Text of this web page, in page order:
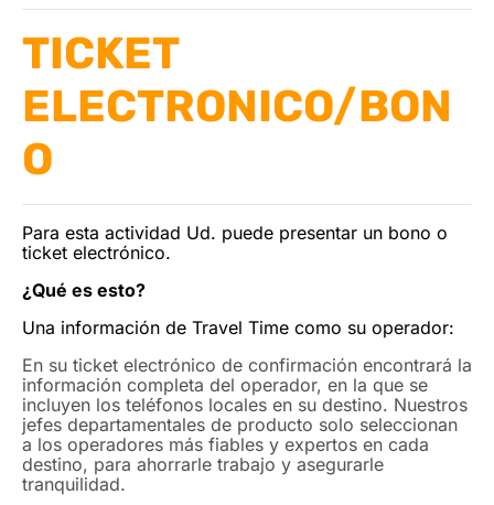
TICKET
ELECTRONICO/BON
O
Para esta actividad Ud. puede presentar un bono o
ticket electrónico.
¿Qué es esto?
Una información de Travel Time como su operador:
En su ticket electrónico de confirmación encontrará la
información completa del operador, en la que se
incluyen los teléfonos locales en su destino. Nuestros
jefes departamentales de producto solo seleccionan
a los operadores más fiables y expertos en cada
destino, para ahorrarle trabajo y asegurarle
tranquilidad.